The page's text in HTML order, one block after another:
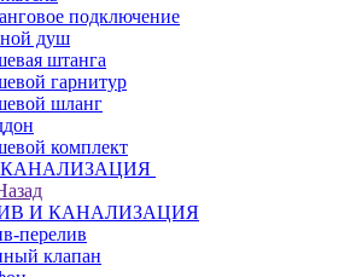
подключение
душ
штанга
гарнитур
шланг
комплект
И КАНАЛИЗАЦИЯ
перелив
клапан